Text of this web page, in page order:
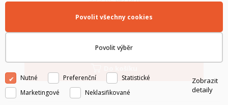
410
Povolit výběr
Povolit všechny cookies
Nutné Preferenční
Statistické
Marketingové
Neklasifikované
Zobrazit
detaily